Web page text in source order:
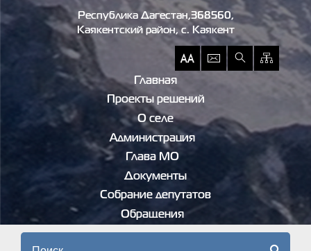
Республика Дагестан,368560,
Каякентский район, c. Каякент
Главная
Проекты решений
О селе
Администрация
Глава МО
Документы
Собрание депутатов
Обращения